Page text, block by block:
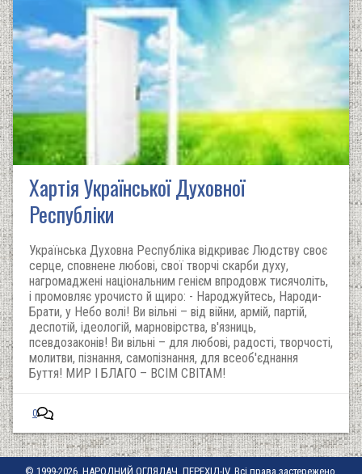
Хартія Української Духовної
Республіки
Українська Духовна Республіка відкриває Людству своє
серце, сповнене любові, свої творчі скарби духу,
нагромаджені національним генієм впродовж тисячоліть,
і промовляє урочисто й щиро: - Народжуйтесь, Народи-
Брати, у Небо волі! Ви вільні – від війни, армій, партій,
деспотій, ідеологій, марновірства, в'язниць,
псевдозаконів! Ви вільні – для любові, радості, творчості,
молитви, пізнання, самопізнання, для всеоб'єднання
Буття! МИР І БЛАГО – ВСІМ СВІТАМ!
0
© 1999-2026, НАРОДНИЙ ОГЛЯДАЧ, ПЕРЕХІД-IV. Всі права застережено.